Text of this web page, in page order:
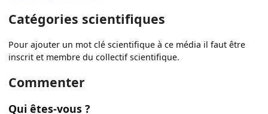
Catégories scientifiques
Pour ajouter un mot clé scientifique à ce média il faut être
inscrit et membre du collectif scientifique.
Commenter
Qui êtes-vous ?